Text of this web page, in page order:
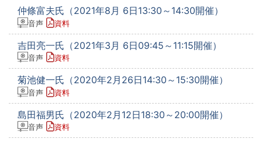
仲條富夫氏（2021年8月 6日13:30～14:30開催）
音声 資料
吉田亮一氏（2021年3月 6日09:45～11:15開催）
音声 資料
菊池健一氏（2020年2月26日14:30～15:30開催）
音声 資料
島田福男氏（2020年2月12日18:30～20:00開催）
音声 資料